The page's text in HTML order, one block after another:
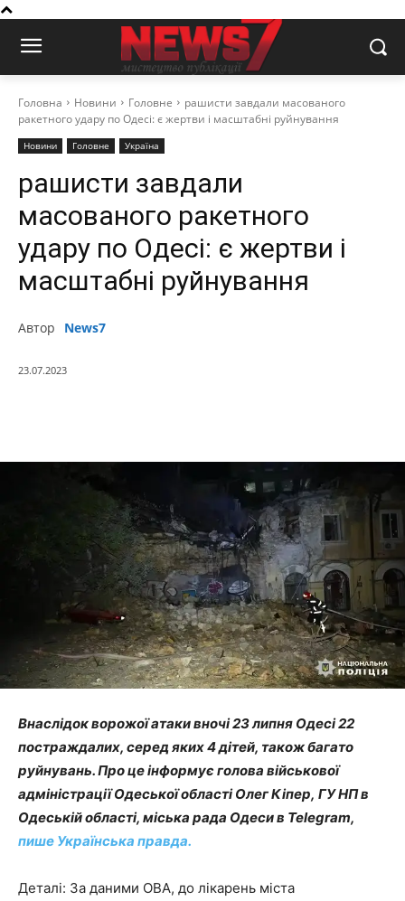
Головна Новини Головне
рашисти завдали масованого
ракетного удару по Одесі: є жертви і масштабні руйнування
Новини Головне Україна
рашисти завдали
масованого ракетного
удару по Одесі: є жертви і
масштабні руйнування
Автор News7
23.07.2023
Внаслідок ворожої атаки вночі 23 липня Одесі 22
постраждалих, серед яких 4 дітей, також багато
руйнувань. Про це інформує голова військової
адміністрації Одеської області Олег Кіпер, ГУ НП в
Одеській області, міська рада Одеси в Telegram,
пише Українська правда.
Деталі: За даними ОВА, до лікарень міста